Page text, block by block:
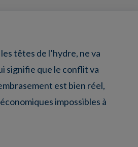
têtes de l’hydre, ne va
signifie que le conflit va
est bien réel,
impossibles à